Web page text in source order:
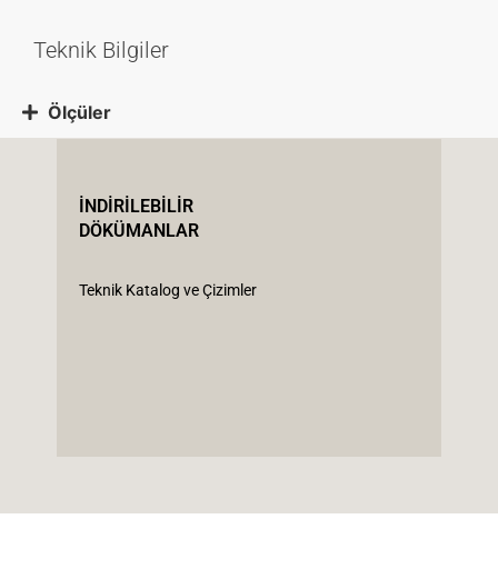
Teknik Bilgiler
Ölçüler
İNDİRİLEBİLİR
DÖKÜMANLAR
Teknik Katalog ve Çizimler